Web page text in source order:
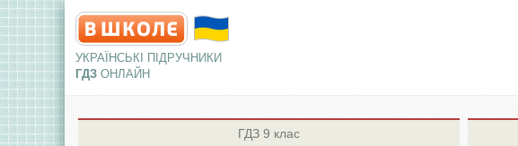
УКРАЇНСЬКІ ПІДРУЧНИКИ
ГДЗ ОНЛАЙН
ГДЗ 9 клас